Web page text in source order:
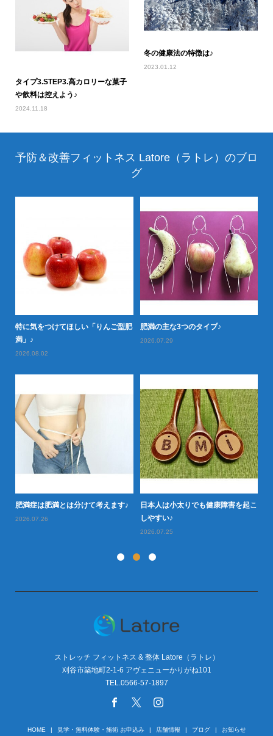
タイプ3.STEP3.高カロリーな菓子
や飲料は控えよう♪
2024.11.18
冬の健康法の特徴は♪
2023.01.12
予防＆改善フィットネス Latore（ラトレ）のブロ
グ
特に気をつけてほしい「りんご型肥
満」♪
2026.08.02
肥満の主な3つのタイプ♪
2026.07.29
肥満症は肥満とは分けて考えます♪
2026.07.26
日本人は小太りでも健康障害を起こ
しやすい♪
2026.07.25
ストレッチ フィットネス & 整体 Latore（ラトレ）
刈谷市築地町2-1-6 アヴェニューかりがね101
TEL.0566-57-1897
HOME 見学・無料体験・施術 お申込み 店舗情報 ブログ お知らせ